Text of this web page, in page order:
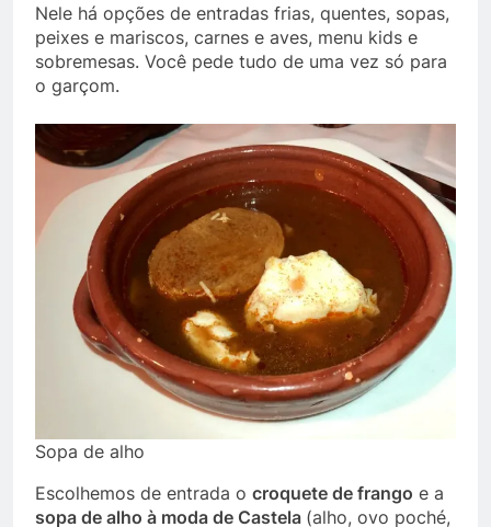
Nele há opções de entradas frias, quentes, sopas,
peixes e mariscos, carnes e aves, menu kids e
sobremesas. Você pede tudo de uma vez só para
o garçom.
Sopa de alho
Escolhemos de entrada o croquete de frango e a
sopa de alho à moda de Castela (alho, ovo poché,